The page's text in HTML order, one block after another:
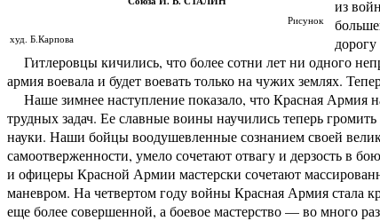
Рисунок
худ. Б.Карпова
из
Гитлеровцы кичились, что более сотни лет ни одного
армия воевала и будет воевать только на чужих землях.
Наше зимнее наступление показало, что Красная Армия
трудных задач. Ее славные воины научились теперь
науки. Наши бойцы воодушевленные сознанием своей
самоотверженности, умело сочетают отвагу и дерзость в
и офицеры Красной Армии мастерски сочетают
маневром. На четвертом году войны Красная Армия стала
еще более совершенной, а боевое мастерство — во много